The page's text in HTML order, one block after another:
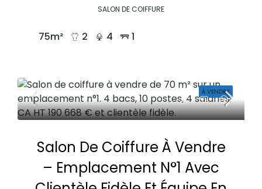
SALON DE COIFFURE
75m² 2 4 1
À VENDRE
Salon De Coiffure À Vendre
– Emplacement N°1 Avec